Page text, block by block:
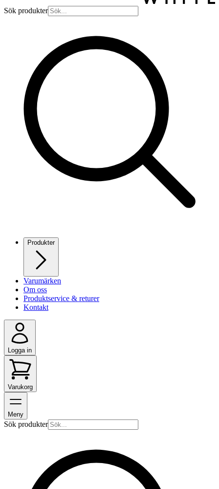
Sök produkter
Produkter
Varumärken
Om oss
Produktservice & returer
Kontakt
Logga in
Varukorg
Meny
Sök produkter